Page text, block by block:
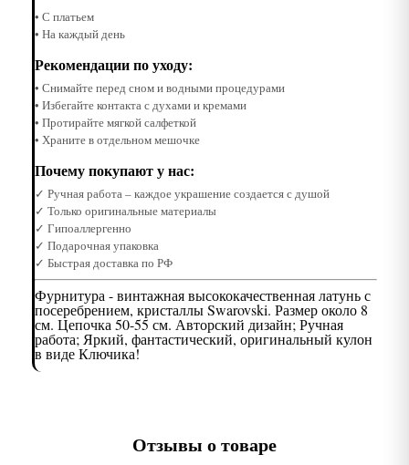
• С платьем
• На каждый день
Рекомендации по уходу:
• Снимайте перед сном и водными процедурами
• Избегайте контакта с духами и кремами
• Протирайте мягкой салфеткой
• Храните в отдельном мешочке
Почему покупают у нас:
✓ Ручная работа – каждое украшение создается с душой
✓ Только оригинальные материалы
✓ Гипоаллергенно
✓ Подарочная упаковка
✓ Быстрая доставка по РФ
Фурнитура - винтажная высококачественная латунь с
посеребрением, кристаллы Swarovski. Размер около 8
см. Цепочка 50-55 см. Авторский дизайн; Ручная
работа; Яркий, фантастический, оригинальный кулон
в виде Ключика!
Отзывы о товаре